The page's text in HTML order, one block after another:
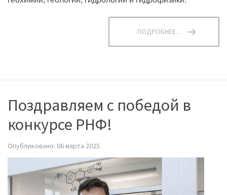
ПОДРОБНЕЕ...
Поздравляем с победой в
конкурсе РНФ!
Опубликовано: 06 марта 2025